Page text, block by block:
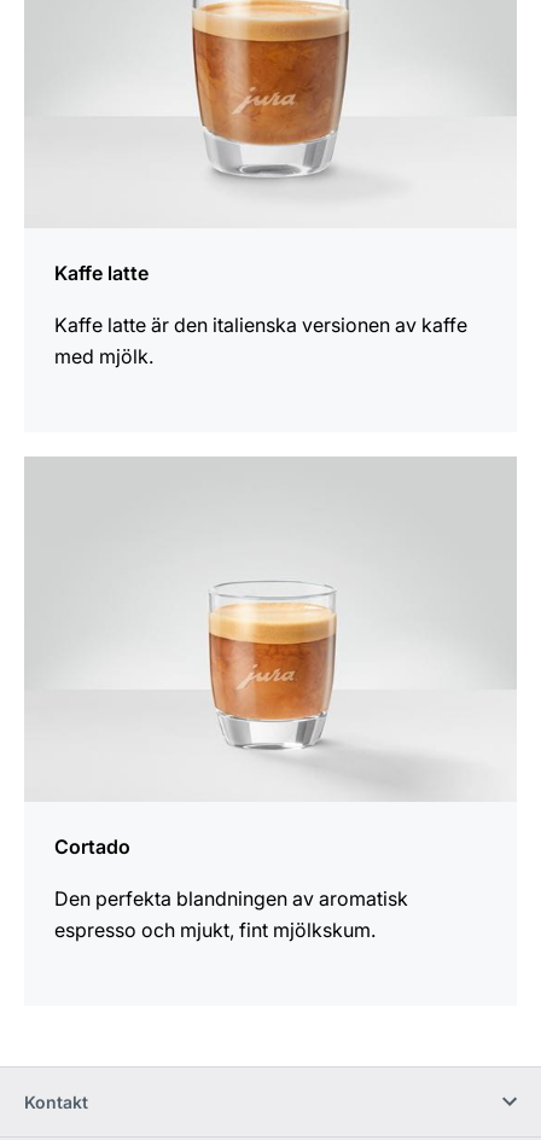
Kaffe latte
Kaffe latte är den italienska versionen av kaffe
med mjölk.
Cortado
Den perfekta blandningen av aromatisk
espresso och mjukt, fint mjölkskum.
Kontakt